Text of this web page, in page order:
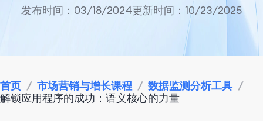
发布时间：03/18/2024更新时间：10/23/2025
首页 / 市场营销与增长课程 / 数据监测分析工具 /
解锁应用程序的成功：语义核心的力量